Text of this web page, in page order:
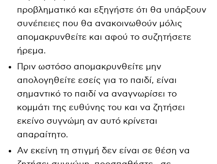
προβληματικό και εξηγήστε ότι θα υπάρξουν
συνέπειες που θα ανακοινωθούν μόλις
απομακρυνθείτε και αφού το συζητήσετε
ήρεμα.
Πριν ωστόσο απομακρυνθείτε μην
απολογηθείτε εσείς για το παιδί, είναι
σημαντικό το παιδί να αναγνωρίσει το
κομμάτι της ευθύνης του και να ζητήσει
εκείνο συγνώμη αν αυτό κρίνεται
απαραίτητο.
Αν εκείνη τη στιγμή δεν είναι σε θέση να